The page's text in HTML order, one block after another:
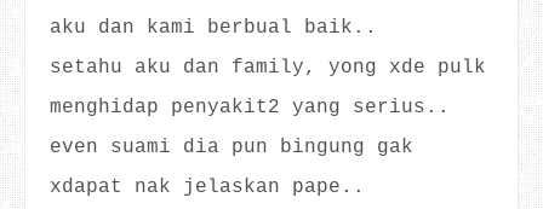
aku dan kami berbual baik..
setahu aku dan family, yong xde pulk
menghidap penyakit2 yang serius..
even suami dia pun bingung gak
xdapat nak jelaskan pape..